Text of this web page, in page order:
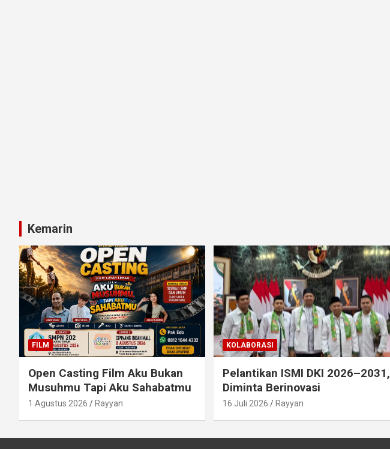
Kemarin
FILM
Open Casting Film Aku Bukan
Musuhmu Tapi Aku Sahabatmu
1 Agustus 2026 Rayyan
KOLABORASI
Pelantikan ISMI DKI 2026–2031,
Diminta Berinovasi
16 Juli 2026 Rayyan